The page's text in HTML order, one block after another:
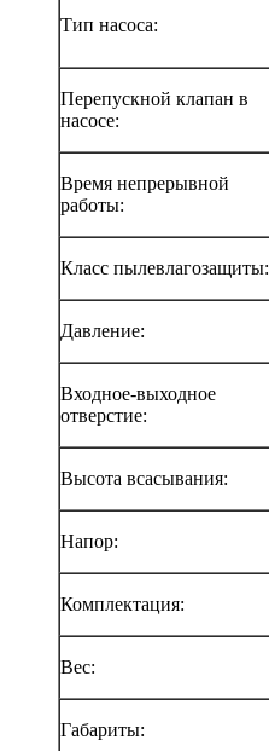
Тип насоса:
Перепускной клапан в
насосе:
Время непрерывной
работы:
Класс пылевлагозащиты:
Давление:
Входное-выходное
отверстие:
Высота всасывания:
Напор:
Комплектация:
Вес:
Габариты: